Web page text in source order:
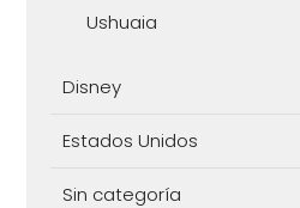
Ushuaia
Disney
Estados Unidos
Sin categoría